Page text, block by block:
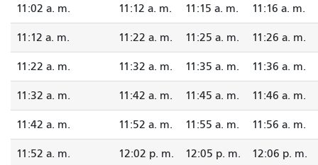
11:02 a. m. 11:12 a. m. 11:15 a. m. 11:16 a. m.
11:12 a. m. 11:22 a. m. 11:25 a. m. 11:26 a. m.
11:22 a. m. 11:32 a. m. 11:35 a. m. 11:36 a. m.
11:32 a. m. 11:42 a. m. 11:45 a. m. 11:46 a. m.
11:42 a. m. 11:52 a. m. 11:55 a. m. 11:56 a. m.
11:52 a. m. 12:02 p. m. 12:05 p. m. 12:06 p. m.